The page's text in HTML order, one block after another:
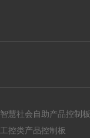
智慧社会自助产品控制板
工控类产品控制板